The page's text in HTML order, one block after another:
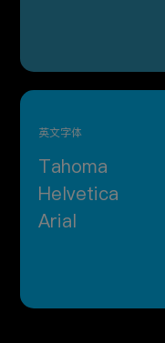
英文字体
Tahoma
Helvetica
Arial